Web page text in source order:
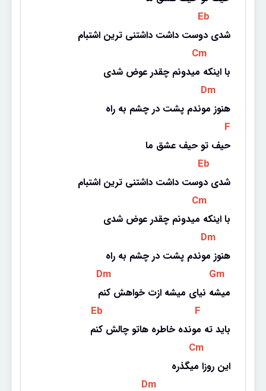
Eb
شدی دوست داشت داشتنی ترین اشتبام
Cm
با اینکه میدونم چقدر عوض شدی
Dm
هنوز موندم پشت در چشم به راه
F
حیف تو حیف عشق ما
Eb
شدی دوست داشت داشتنی ترین اشتبام
Cm
با اینکه میدونم چقدر عوض شدی
Dm
هنوز موندم پشت در چشم به راه
Dm Gm
میشه نیای میشه ازت خواهش کنم
Eb F
باید ته مونده خاطره هاتو چالش کنم
Cm
این روزا میگذره
Dm